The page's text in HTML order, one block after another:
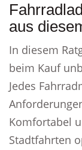
aus
In diesem
beim Kauf
Jedes
Komfortabel
Stadtfahrten